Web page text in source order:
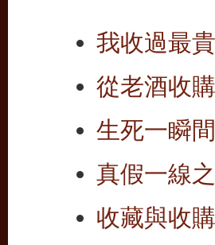
我收過最
從老酒收
生死一瞬
真假一線
收藏與收